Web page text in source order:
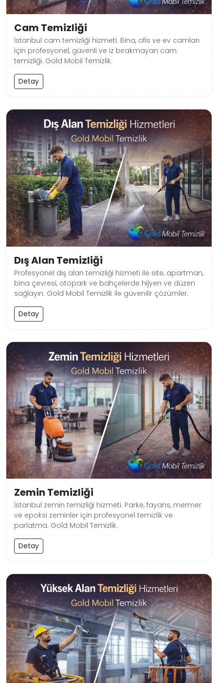
Cam Temizliği
İstanbul cam temizliği hizmeti. Bina, ofis ve ev camları
için profesyonel, güvenli ve iz bırakmayan cam
temizliği. Gold Mobil Temizlik.
Detay
Dış Alan Temizliği
Profesyonel dış alan temizliği hizmeti ile site, apartman,
bina çevresi, otopark ve bahçelerde hijyen ve düzen
sağlayın. Gold Mobil Temizlik ile güvenilir çözümler.
Detay
Zemin Temizliği
İstanbul zemin temizliği hizmeti. Parke, fayans, mermer
ve epoksi zeminler için profesyonel temizlik ve
parlatma. Gold Mobil Temizlik.
Detay